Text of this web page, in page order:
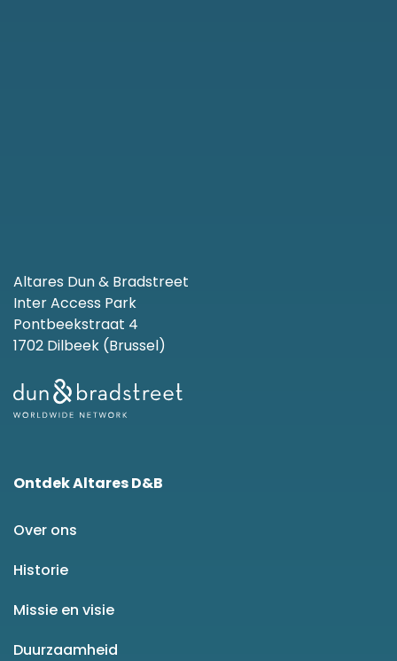
Altares Dun & Bradstreet
Inter Access Park
Pontbeekstraat 4
1702 Dilbeek (Brussel)
Ontdek Altares D&B
Over ons
Historie
Missie en visie
Duurzaamheid